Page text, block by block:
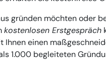
gründen möchten oder
kostenlosen Erstgespräch
Ihnen einen
1.000 begleiteten